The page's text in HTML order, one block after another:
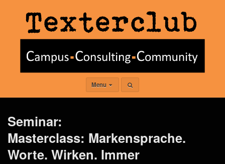
Menu
Seminar:
Masterclass: Markensprache.
Worte. Wirken. Immer